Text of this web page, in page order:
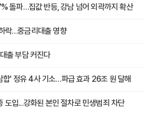
돌파…집값 반등, 강남 넘어 외곽까지 확산
락…중금리대출 영향
출 부담 커진다
합' 정유 4사 기소…파급 효과 26조 원 달해
도입...강화된 본인 절차로 민생범죄 차단